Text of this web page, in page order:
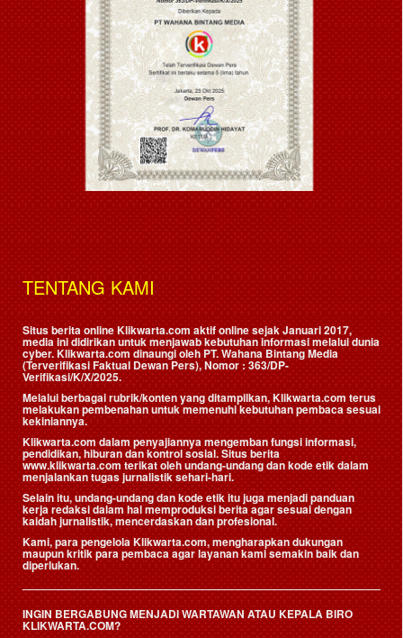
TENTANG KAMI
Situs berita online Klikwarta.com aktif online sejak Januari 2017,
media ini didirikan untuk menjawab kebutuhan informasi melalui dunia
cyber. Klikwarta.com dinaungi oleh PT. Wahana Bintang Media
(Terverifikasi Faktual Dewan Pers), Nomor : 363/DP-
Verifikasi/K/X/2025.
Melalui berbagai rubrik/konten yang ditampilkan, Klikwarta.com terus
melakukan pembenahan untuk memenuhi kebutuhan pembaca sesuai
kekiniannya.
Klikwarta.com dalam penyajiannya mengemban fungsi informasi,
pendidikan, hiburan dan kontrol sosial. Situs berita
www.klikwarta.com terikat oleh undang-undang dan kode etik dalam
menjalankan tugas jurnalistik sehari-hari.
Selain itu, undang-undang dan kode etik itu juga menjadi panduan
kerja redaksi dalam hal memproduksi berita agar sesuai dengan
kaidah jurnalistik, mencerdaskan dan profesional.
Kami, para pengelola Klikwarta.com, mengharapkan dukungan
maupun kritik para pembaca agar layanan kami semakin baik dan
diperlukan.
INGIN BERGABUNG MENJADI WARTAWAN ATAU KEPALA BIRO
KLIKWARTA.COM?